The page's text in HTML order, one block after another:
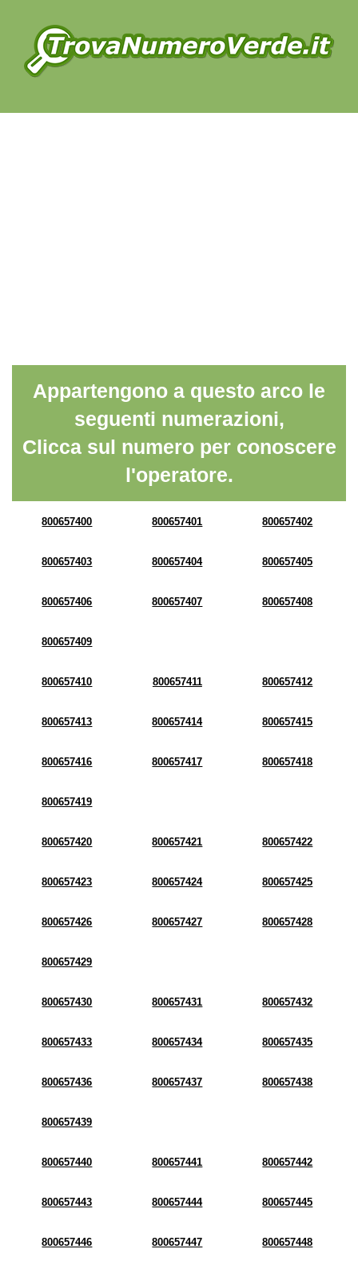
Appartengono a questo arco le
seguenti numerazioni,
Clicca sul numero per conoscere
l'operatore.
800657400 800657401 800657402
800657403 800657404 800657405
800657406 800657407 800657408
800657409
800657410 800657411 800657412
800657413 800657414 800657415
800657416 800657417 800657418
800657419
800657420 800657421 800657422
800657423 800657424 800657425
800657426 800657427 800657428
800657429
800657430 800657431 800657432
800657433 800657434 800657435
800657436 800657437 800657438
800657439
800657440 800657441 800657442
800657443 800657444 800657445
800657446 800657447 800657448